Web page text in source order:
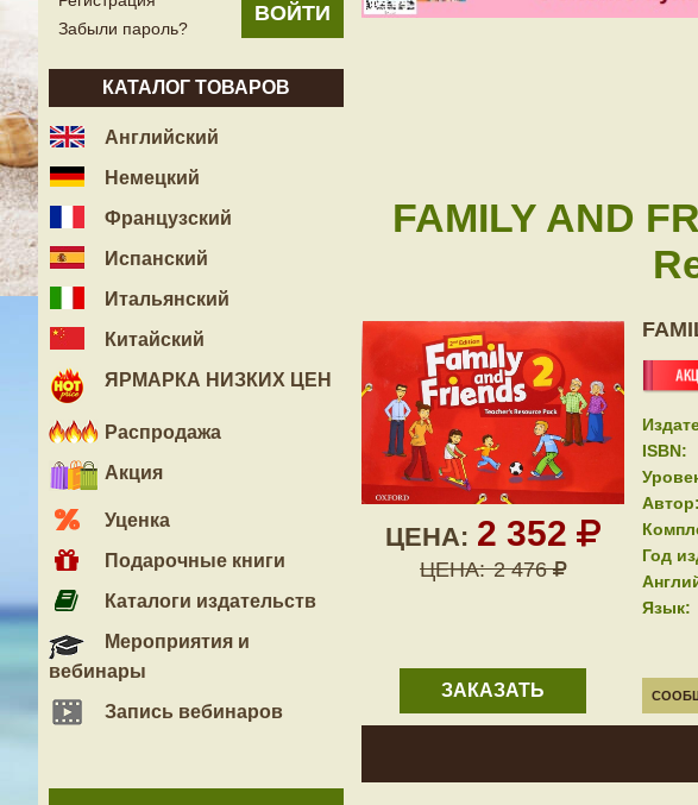
Забыли пароль?
КАТАЛОГ ТОВАРОВ
Английский
Немецкий
Французский
Испанский
Итальянский
Китайский
ЯРМАРКА НИЗКИХ ЦЕН
Распродажа
Акция
Уценка
Подарочные книги
Каталоги издательств
Мероприятия и
вебинары
Запись вебинаров
FAMILY AND
ЦЕНА: 2 352
ЦЕНА: 2 476
ISBN:
Автор:
Год
Язык:
ЗАКАЗАТЬ